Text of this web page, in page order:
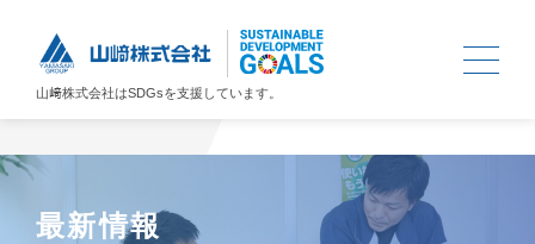
山﨑株式会社はSDGsを支援しています。
最新情報